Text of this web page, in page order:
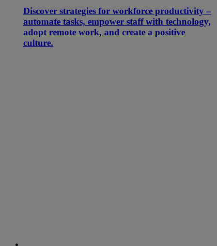
Discover strategies for workforce productivity –
automate tasks, empower staff with technology,
adopt remote work, and create a positive
culture.